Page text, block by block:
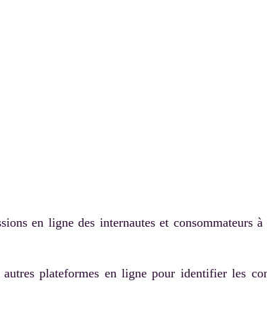
en ligne des internautes et consommateurs à
plateformes en ligne pour identifier les